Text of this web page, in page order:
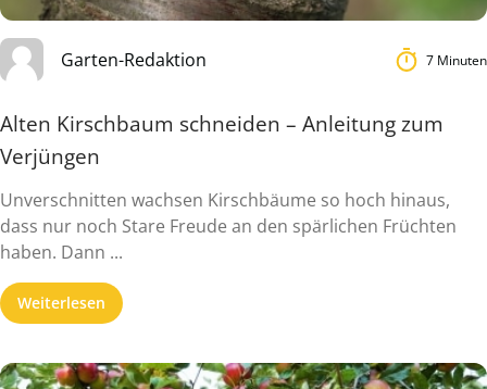
Garten-Redaktion 7 Minuten
Alten Kirschbaum schneiden – Anleitung zum
Verjüngen
Unverschnitten wachsen Kirschbäume so hoch hinaus,
dass nur noch Stare Freude an den spärlichen Früchten
haben. Dann ...
Weiterlesen